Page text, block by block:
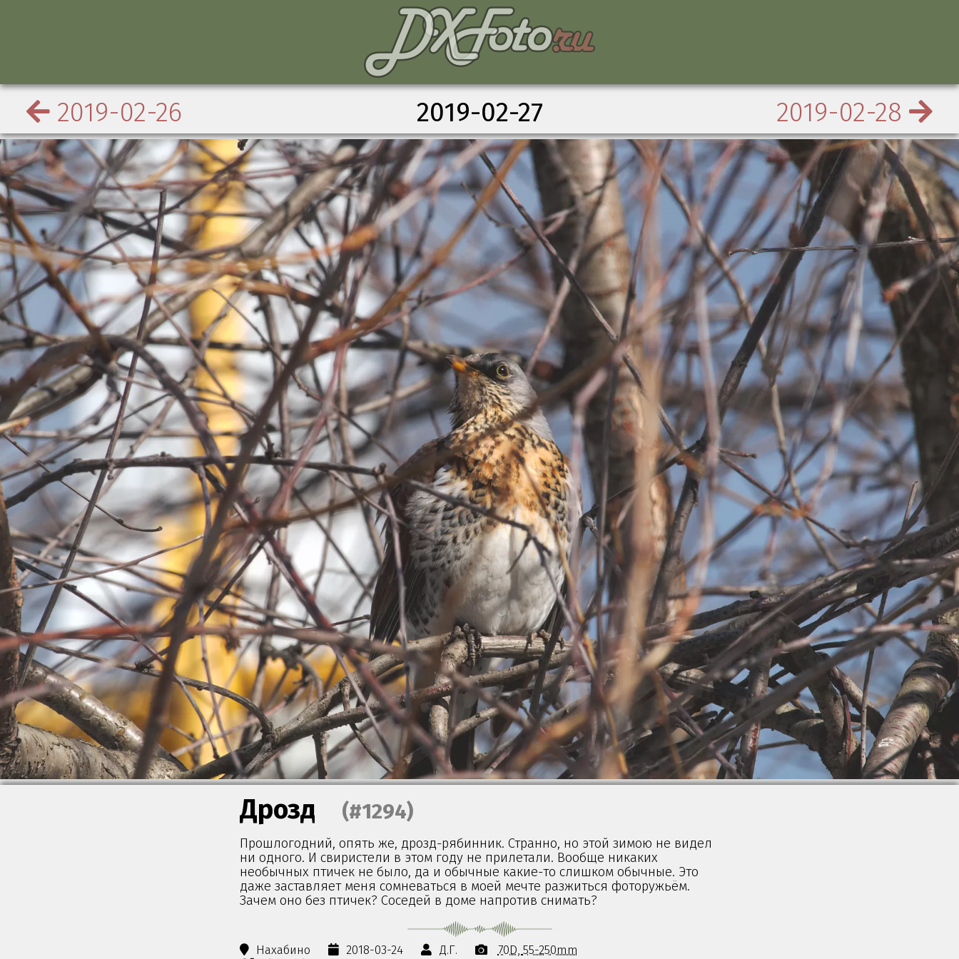
2019-02-26 2019-02-27 2019-02-28
Дрозд (#1294)
Прошлогодний, опять же, дрозд-рябинник. Странно, но этой зимою не видел
ни одного. И свиристели в этом году не прилетали. Вообще никаких
необычных птичек не было, да и обычные какие-то слишком обычные. Это
даже заставляет меня сомневаться в моей мечте разжиться фоторужьём.
Зачем оно без птичек? Соседей в доме напротив снимать?
Нахабино 2018-03-24 Д.Г. 70D 55-250mm